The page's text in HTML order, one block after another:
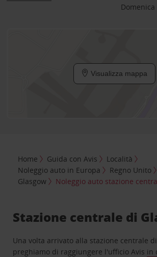
Domenica
Visualizza mappa
Home Guida con Avis
Località
Noleggio auto in Europa
Regno Unito
Glasgow
Noleggio auto stazione
Stazione centrale di
Una volta arrivato alla stazione centrale
preghiamo di raggiungere l'ufficio Avis in